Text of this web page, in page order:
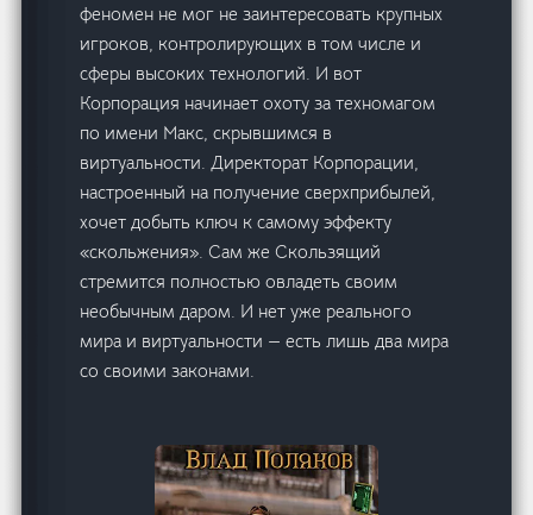
феномен не мог не заинтересовать крупных
игроков, контролирующих в том числе и
сферы высоких технологий. И вот
Корпорация начинает охоту за техномагом
по имени Макс, скрывшимся в
виртуальности. Директорат Корпорации,
настроенный на получение сверхприбылей,
хочет добыть ключ к самому эффекту
«скольжения». Сам же Скользящий
стремится полностью овладеть своим
необычным даром. И нет уже реального
мира и виртуальности — есть лишь два мира
со своими законами.